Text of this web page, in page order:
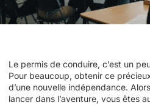
Le permis de conduire, c’est un
Pour beaucoup, obtenir ce
d’une nouvelle indépendance.
lancer dans l’aventure, vous êtes